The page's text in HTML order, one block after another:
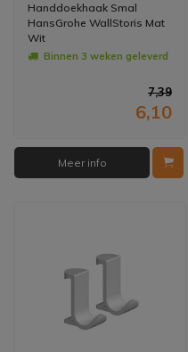
Handdoekhaak Smal
HansGrohe WallStoris Mat
Wit
Binnen 3 weken geleverd
7,39
6,10
Meer info